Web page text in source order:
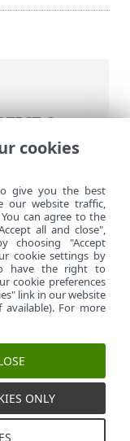
On-
On-
Menu
un report
cookies
give you the best
our website traffic,
can agree to the
all and close",
choosing "Accept
cookie settings by
have the right to
cookie preferences
link in our website
For more
ONLY